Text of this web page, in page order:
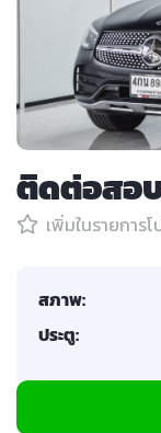
ติดต่อสอ
เพิ่มในรายการ
สภาพ:
ประตู: